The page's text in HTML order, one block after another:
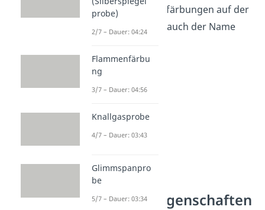
braunschwarzen Verfärbungen auf der
Haut. Daher stammt auch der Name
Silbernitrat Eigenschaften
probe)
2/7 – Dauer: 04:24
Flammenfärbu
ng
3/7 – Dauer: 04:56
Knallgasprobe
4/7 – Dauer: 03:43
Glimmspanpro
be
5/7 – Dauer: 03:34